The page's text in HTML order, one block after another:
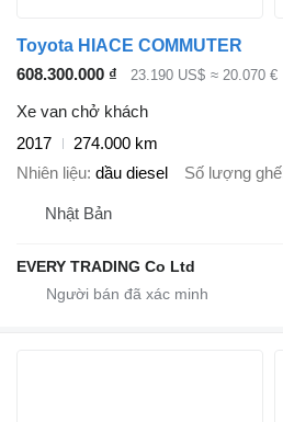
Toyota HIACE COMMUTER
608.300.000 ₫
23.190 US$ ≈ 20.070 €
Xe van chở khách
2017
274.000 km
Nhiên liệu dầu diesel Số lượng ghế
Nhật Bản
EVERY TRADING Co Ltd